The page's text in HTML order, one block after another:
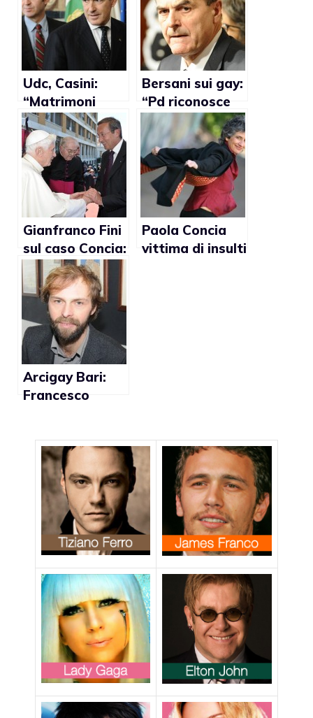
Udc, Casini:
“Matrimoni
gay? Incivili”
Bersani sui gay:
“Pd riconosce
unioni omosex
alla tedesca”
Gianfranco Fini
sul caso Concia:
“Stessi diritti
per compagni
gay dei
deputati”
Paola Concia
vittima di insulti
Arcigay Bari:
Francesco
dell’associazion